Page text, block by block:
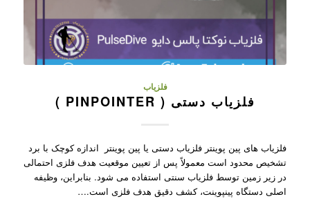
فلزیاب
فلزیاب دستی ( PINPOINTER )
فلزیاب های پین پوینتر فلزیاب دستی یا پین پوینتر اندازه کوچک با برد
تشخیص محدود است معمولاً پس از تعیین موقعیت هدف فلزی احتمالی
در زیر زمین توسط فلزیاب سنتی استفاده می شود. بنابراین، وظیفه
اصلی دستگاه پینپوینت، کشف دقیق هدف فلزی است.…